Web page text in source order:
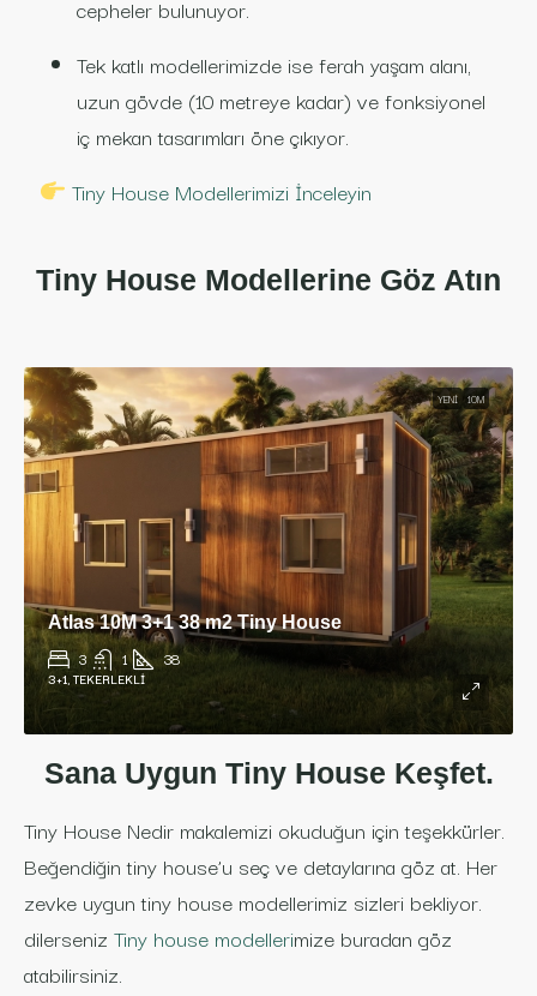
cepheler bulunuyor.
Tek katlı modellerimizde ise ferah yaşam alanı,
uzun gövde (10 metreye kadar) ve fonksiyonel
iç mekan tasarımları öne çıkıyor.
Tiny House Modellerimizi İnceleyin
Tiny House Modellerine Göz Atın
YENI 10M
Atlas 10M 3+1 38 m2 Tiny House
3 1 38
3+1, TEKERLEKLI
Sana Uygun Tiny House Keşfet.
Tiny House Nedir makalemizi okuduğun için teşekkürler.
Beğendiğin tiny house’u seç ve detaylarına göz at. Her
zevke uygun tiny house modellerimiz sizleri bekliyor.
dilerseniz Tiny house modellerimize buradan göz
atabilirsiniz.